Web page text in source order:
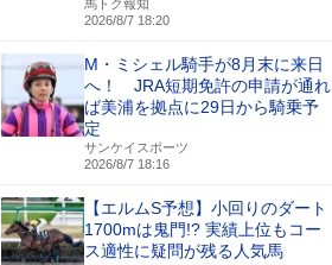
馬トク報知
2026/8/7 18:20
M・ミシェル騎手が8月末に来日
へ！ JRA短期免許の申請が通れ
ば美浦を拠点に29日から騎乗予
定
サンケイスポーツ
2026/8/7 18:16
【エルムS予想】小回りのダート
1700mは鬼門!? 実績上位もコー
ス適性に疑問が残る人気馬